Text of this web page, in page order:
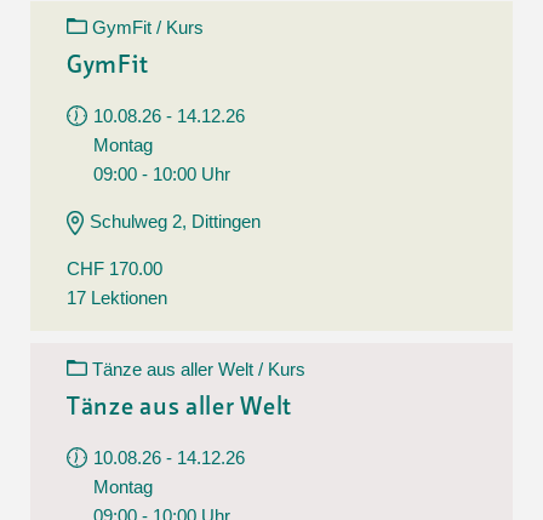
GymFit / Kurs
GymFit
10.08.26 - 14.12.26
Montag
09:00 - 10:00 Uhr
Schulweg 2, Dittingen
CHF 170.00
17 Lektionen
Tänze aus aller Welt / Kurs
Tänze aus aller Welt
10.08.26 - 14.12.26
Montag
09:00 - 10:00 Uhr